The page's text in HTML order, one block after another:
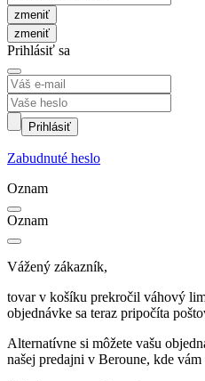
zmeniť
Prihlásiť sa
Prihlásiť
Zabudnuté heslo
Oznam
Oznam
Vážený zákazník,
tovar v košíku prekročil váhový
objednávke sa teraz pripočíta
Alternatívne si môžete vašu
našej predajni v Beroune, kde